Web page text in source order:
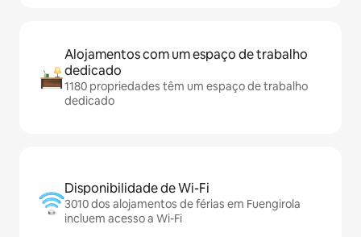
Alojamentos com um espaço de trabalho
dedicado
1180 propriedades têm um espaço de trabalho
dedicado
Disponibilidade de Wi-Fi
3010 dos alojamentos de férias em Fuengirola
incluem acesso a Wi-Fi